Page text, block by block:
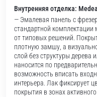
Внутренняя отделка:
— Эмалевая панель с
стандартной комплектации
от типовых решений.
плотную замшу, а
слой без структуры дерева
наносится по
возможность вписать
интерьера. Лак фиксирует
покрытия в зонах активного